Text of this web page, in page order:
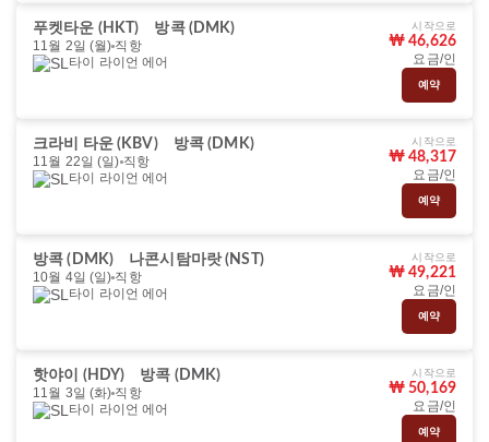
푸켓타운 (HKT)
방콕 (DMK)
11월 2일 (월) 직항
타이 라이언 에어
시작으로
₩ 46,626
요금/인
예약
크라비 타운 (KBV)
방콕 (DMK)
11월 22일 (일) 직항
타이 라이언 에어
시작으로
₩ 48,317
요금/인
예약
방콕 (DMK)
나콘시탐마랏 (NST)
10월 4일 (일) 직항
타이 라이언 에어
시작으로
₩ 49,221
요금/인
예약
핫야이 (HDY)
방콕 (DMK)
11월 3일 (화) 직항
타이 라이언 에어
시작으로
₩ 50,169
요금/인
예약